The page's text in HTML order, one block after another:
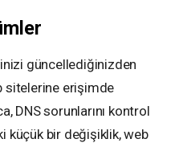
güncellediğinizden
sitelerine erişimde
DNS sorunlarını kontrol
küçük bir değişiklik, web